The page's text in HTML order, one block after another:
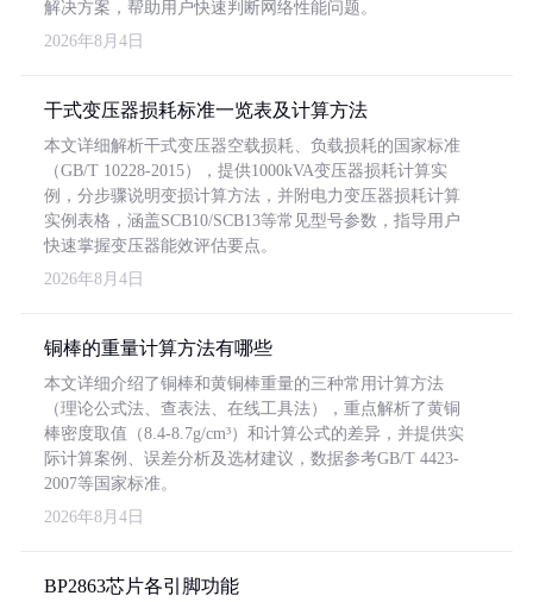
解决方案，帮助用户快速判断网络性能问题。
2026年8月4日
干式变压器损耗标准一览表及计算方法
本文详细解析干式变压器空载损耗、负载损耗的国家标准
（GB/T 10228-2015），提供1000kVA变压器损耗计算实
例，分步骤说明变损计算方法，并附电力变压器损耗计算
实例表格，涵盖SCB10/SCB13等常见型号参数，指导用户
快速掌握变压器能效评估要点。
2026年8月4日
铜棒的重量计算方法有哪些
本文详细介绍了铜棒和黄铜棒重量的三种常用计算方法
（理论公式法、查表法、在线工具法），重点解析了黄铜
棒密度取值（8.4-8.7g/cm³）和计算公式的差异，并提供实
际计算案例、误差分析及选材建议，数据参考GB/T 4423-
2007等国家标准。
2026年8月4日
BP2863芯片各引脚功能